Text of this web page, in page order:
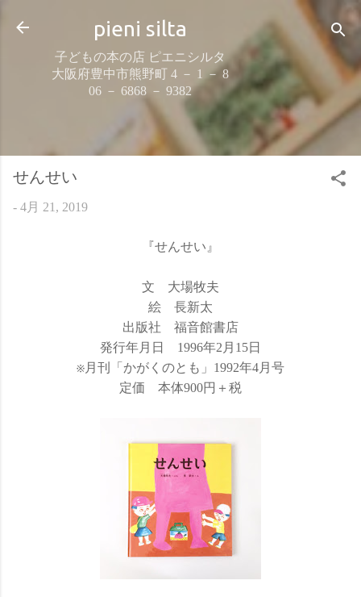
スキップしてメイン コンテンツに移動
pieni silta
子どもの本の店 ピエニシルタ
大阪府豊中市熊野町 4 － 1 － 8
06 － 6868 － 9382
せんせい
- 4月 21, 2019
『せんせい』
文 大場牧夫
絵 長新太
出版社 福音館書店
発行年月日 1996年2月15日
※月刊「かがくのとも」1992年4月号
定価 本体900円＋税